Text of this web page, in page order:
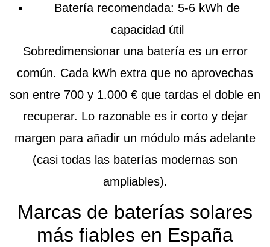
Batería recomendada: 5-6 kWh de
capacidad útil
Sobredimensionar una batería es un error
común. Cada kWh extra que no aprovechas
son entre 700 y 1.000 € que tardas el doble en
recuperar. Lo razonable es ir corto y dejar
margen para añadir un módulo más adelante
(casi todas las baterías modernas son
ampliables).
Marcas de baterías solares
más fiables en España